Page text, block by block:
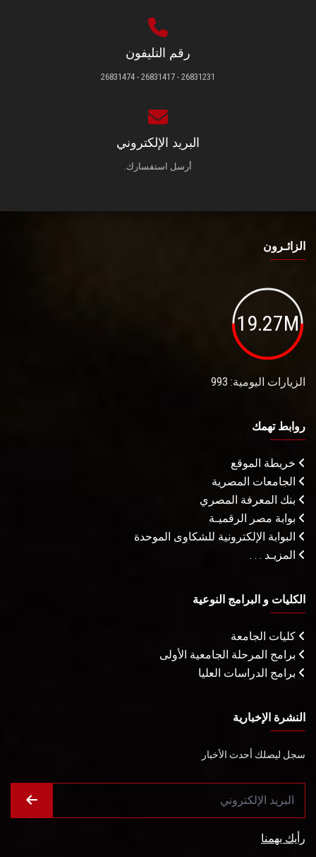
رقم التليفون
26831231 - 26831417 - 26831474
البريد الإلكتروني
أرسل استفسارك.
الزائـرون
19.27M
الزيارات اليومية: 993
روابط تهمك
خريطة الموقع
الجامعات المصرية
بنك المعرفة المصري
بوابة مصر الرقميـة
البوابة الإلكترونية للشكاوى الموحدة
المزيـد . . .
الكليات و البرامج النوعية
كليات الجامعة
برامج المرحلة الجامعية الأولى
برامج الدراسات العليا
النشرة الإخبارية
سجل ليصلك أحدث الأخبار
رأيك يهمنا